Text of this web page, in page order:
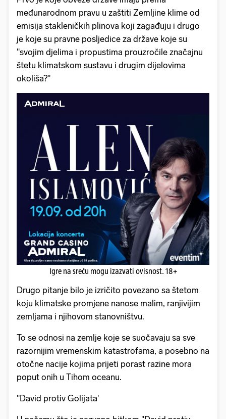
međunarodnom pravu u zaštiti Zemljine klime od
emisija stakleničkih plinova koji zagađuju i drugo
je koje su pravne posljedice za države koje su
"svojim djelima i propustima prouzročile značajnu
štetu klimatskom sustavu i drugim dijelovima
okoliša?"
Igre na sreću mogu izazvati ovisnost. 18+
Drugo pitanje bilo je izričito povezano sa štetom
koju klimatske promjene nanose malim, ranjivijim
zemljama i njihovom stanovništvu.
To se odnosi na zemlje koje se suočavaju sa sve
razornijim vremenskim katastrofama, a posebno na
otočne nacije kojima prijeti porast razine mora
poput onih u Tihom oceanu.
''David protiv Golijata'